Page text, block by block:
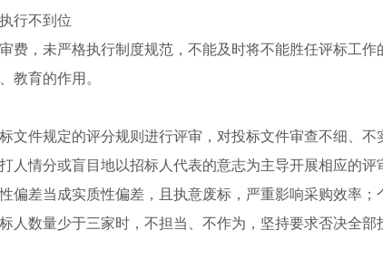
行不到位
费，未严格执行制度规范，不能及时将不能胜任评标工作
教育的作用。
文件规定的评分规则进行评审，对投标文件审查不细、不
人情分或盲目地以招标人代表的意志为主导开展相应的评
偏差当成实质性偏差，且执意废标，严重影响采购效率；
人数量少于三家时，不担当、不作为，坚持要求否决全部